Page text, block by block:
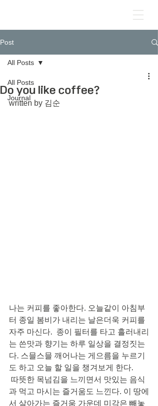
Post
All Posts
Journal
All Posts
Do you like coffee?
written by 김순
나는 커피를 좋아한다. 오늘같이 아침부
터 종일 봄비가 내리는 날은더욱 커피를
자주 마신다.  종이 필터를 타고 흘러내리
는 쓴맛과 향기는 하루 일상을 결정짓는
다. 스믈스믈 깨어나는 게으름을 누르기
도 하고 오늘 할 일을 챙겨보게 한다.
과 먹고 마시는 즐거움도 느낀다. 이 땅에
서 살아가는 즐거움 가운데 미각은 빼놓